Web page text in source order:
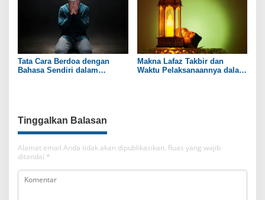
Tata Cara Berdoa dengan
Bahasa Sendiri dalam
Makna Lafaz Takbir dan
Waktu Pelaksanaannya dalam
Tinggalkan Balasan
Alamat email Anda tidak akan dipublikasikan. Ruas yang wajib
ditandai *